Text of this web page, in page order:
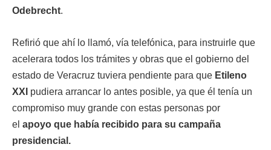
Odebrecht.
Refirió que ahí lo llamó, vía telefónica, para instruirle que
acelerara todos los trámites y obras que el gobierno del
estado de Veracruz tuviera pendiente para que Etileno
XXI pudiera arrancar lo antes posible, ya que él tenía un
compromiso muy grande con estas personas por
el apoyo que había recibido para su campaña
presidencial.